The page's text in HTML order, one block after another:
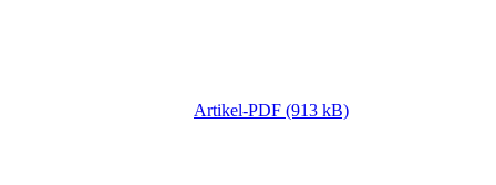
Artikel-PDF (913 kB)